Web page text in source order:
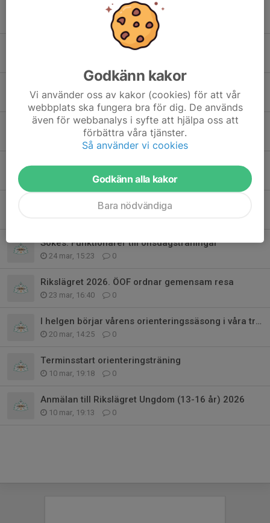
Mossvarvet 2026
0
Distriktsmatchen Vingåker 5-6 augusti
21 apr, 18:36 0
LOK:s vårtävlingar och Stigtomtakavlen
9 apr, 13:49 0
Veckans bana
26 mar, 08:20 0
NOK-träning på Grosvad 31 mars
Sökes: Funktionärer till onsdagsträningar
24 mar, 15:23 0
Rikslägret 2026. ÖOF ordnar gemensam resa
23 mar, 16:40 0
I helgen börjar vårens orienteringssäsong i våra trakter
20 mar, 14:25 0
Terminsstart orienteringsträning
10 mar, 19:18 0
Anmälan till Rikslägret Ungdom (13-16 år) 2026
10 mar, 19:13 0
Godkänn kakor
Vi använder oss av kakor (cookies) för att vår
webbplats ska fungera bra för dig. De används
även för webbanalys i syfte att hjälpa oss att
förbättra våra tjänster.
Så använder vi cookies
Godkänn alla kakor
Bara nödvändiga